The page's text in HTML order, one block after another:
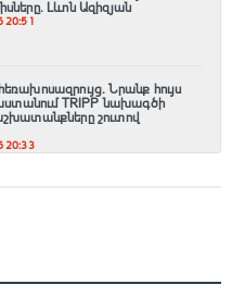
Լևոն Ազիզյան
20:51
Նրանք հույս
TRIPP նախագծի
շուտով
20:33